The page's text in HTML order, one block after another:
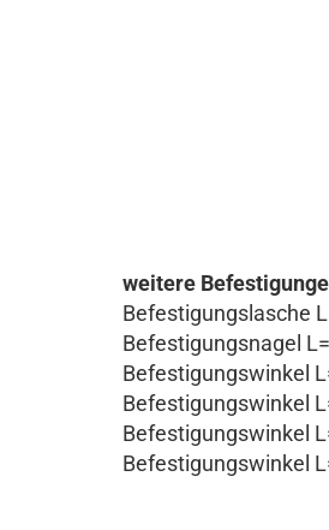
weitere
Befestigungslasche
Befestigungsnagel
Befestigungswinkel
Befestigungswinkel
Befestigungswinkel
Befestigungswinkel